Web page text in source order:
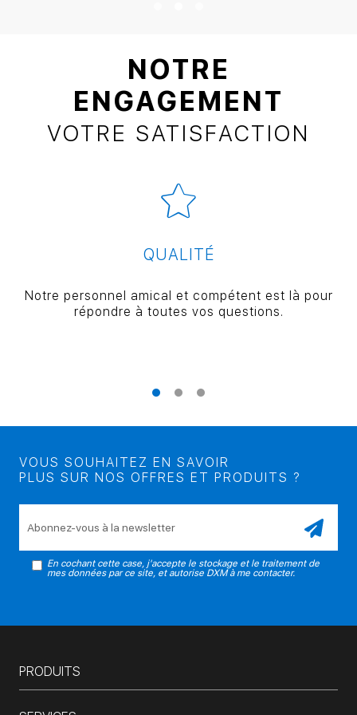
NOTRE
ENGAGEMENT
VOTRE SATISFACTION
QUALITÉ
Notre personnel amical et compétent est là pour
répondre à toutes vos questions.
VOUS SOUHAITEZ EN SAVOIR
PLUS SUR NOS OFFRES ET PRODUITS ?
En cochant cette case, j'accepte le stockage et le traitement de
mes données par ce site, et autorise DXM à me contacter.
PRODUITS